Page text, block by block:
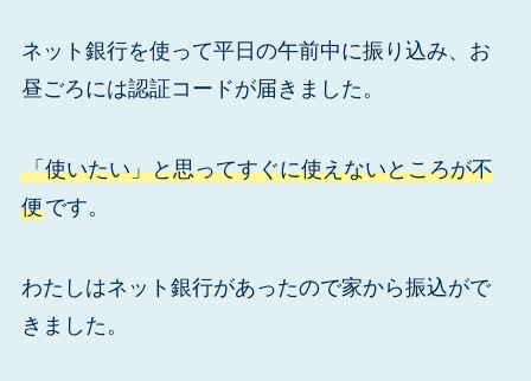
ネット銀行を使って平日の午前中に振り込み、お
昼ごろには認証コードが届きました。
「使いたい」と思ってすぐに使えないところが不
便です。
わたしはネット銀行があったので家から振込がで
きました。